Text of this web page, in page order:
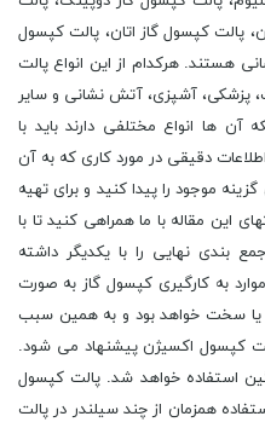
پالت کپسول گاز اتان، پالت کپسول
هستند. هرکدام از این انواع پالت
پزشکی، آشپزی، آتش نشانی و سایر
آن ها انواع مختلفی دارند باید با
دقیقی در مورد کاری که به آن
موجود را پیدا کنید و برای تهیه
این مقاله با ما همراهی کنید تا با
بندی نهایی را با یکدیگر داشته
به کارگیری کپسول گاز به صورت
و یا سخت خواهد بود و به همین سبب
کپسول اکسیژن پیشنهاد می شود.
استفاده خواهد شد. پالت کپسول
همزمان از چند سیلندر در پالت